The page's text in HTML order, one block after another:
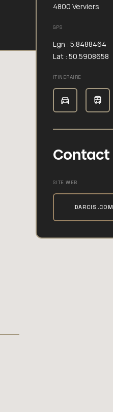
4800 Verviers
GPS
Lgn : 5.8488464
Lat : 50.5908658
ITINERAIRE
Contact
SITE WEB
DARCIS.COM